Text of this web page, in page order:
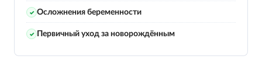
✓ Осложнения беременности
✓ Первичный уход за новорождённым